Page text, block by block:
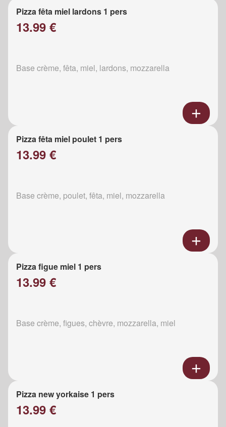
Pizza fêta miel lardons 1 pers
13.99 €
Base crème, fêta, miel, lardons, mozzarella
Pizza fêta miel poulet 1 pers
13.99 €
Base crème, poulet, fêta, miel, mozzarella
Pizza figue miel 1 pers
13.99 €
Base crème, figues, chèvre, mozzarella, miel
Pizza new yorkaise 1 pers
13.99 €